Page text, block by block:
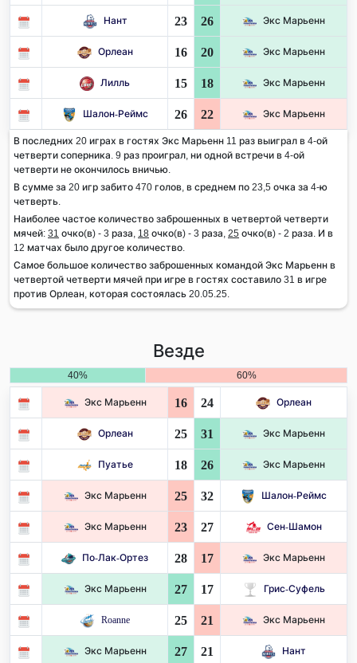
Нант 23 26 Экс Марьенн
Орлеан 16 20 Экс Марьенн
Лилль 15 18 Экс Марьенн
Шалон-Реймс 26 22 Экс Марьенн
В последних 20 играх в гостях Экс Марьенн 11 раз выиграл в 4-ой
четверти соперника. 9 раз проиграл, ни одной встречи в 4-ой
четверти не окончилось вничью.
В сумме за 20 игр забито 470 голов, в среднем по 23,5 очка за 4-ю
четверть.
Наиболее частое количество заброшенных в четвертой четверти
мячей: 31 очко(в) - 3 раза, 18 очко(в) - 3 раза, 25 очко(в) - 2 раза. И в
12 матчах было другое количество.
Самое большое количество заброшенных командой Экс Марьенн в
четвертой четверти мячей при игре в гостях составило 31 в игре
против Орлеан, которая состоялась 20.05.25.
Везде
40% 60%
Экс Марьенн 16 24 Орлеан
Орлеан 25 31 Экс Марьенн
Пуатье 18 26 Экс Марьенн
Экс Марьенн 25 32 Шалон-Реймс
Экс Марьенн 23 27 Сен-Шамон
По-Лак-Ортез 28 17 Экс Марьенн
Экс Марьенн 27 17 Грис-Суфель
Roanne 25 21 Экс Марьенн
Экс Марьенн 27 21 Нант